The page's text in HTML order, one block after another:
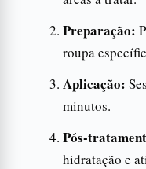
Preparação:
roupa
Aplicação:
minutos.
Pós-
hidratação e